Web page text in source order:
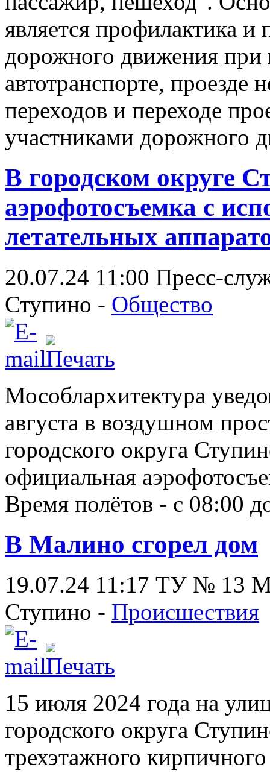
является профилактика
дорожного движения при
автотранспорте,
переходов и переходе
участниками дорожного
В городском округе
аэрофотосъемка с
летательных
20.07.24 11:00 Пресс-
Ступино - Общество
Мособлархитектура
августа в воздушном
городского округа
официальная
Время полётов - с 08:00
В Малино сгорел дом
19.07.24 11:17 ТУ № 13
Ступино - Происшествия
15 июля 2024 года на
городского округа
трехэтажного